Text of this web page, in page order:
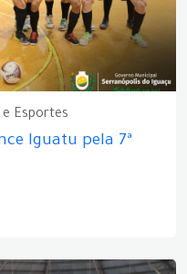
Esportes
Iguatu pela 7ª